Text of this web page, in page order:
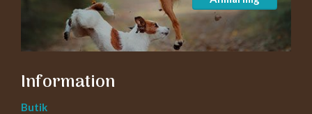
Information
Butik